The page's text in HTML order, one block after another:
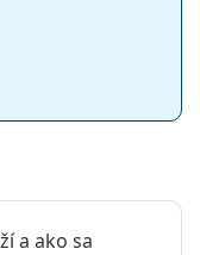
a ako sa